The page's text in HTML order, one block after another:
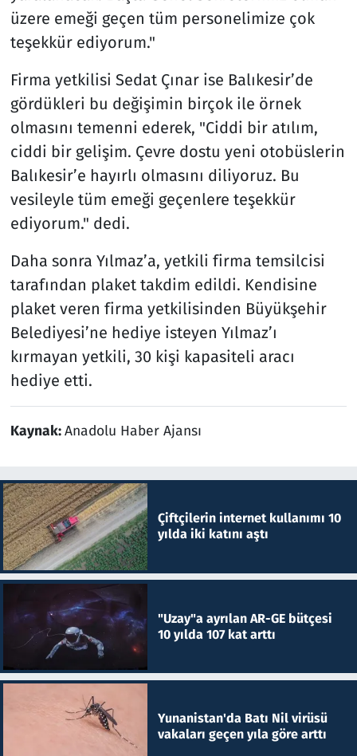
üzere emeği geçen tüm personelimize çok
teşekkür ediyorum."
Firma yetkilisi Sedat Çınar ise Balıkesir’de
gördükleri bu değişimin birçok ile örnek
olmasını temenni ederek, "Ciddi bir atılım,
ciddi bir gelişim. Çevre dostu yeni otobüslerin
Balıkesir’e hayırlı olmasını diliyoruz. Bu
vesileyle tüm emeği geçenlere teşekkür
ediyorum." dedi.
Daha sonra Yılmaz’a, yetkili firma temsilcisi
tarafından plaket takdim edildi. Kendisine
plaket veren firma yetkilisinden Büyükşehir
Belediyesi’ne hediye isteyen Yılmaz’ı
kırmayan yetkili, 30 kişi kapasiteli aracı
hediye etti.
Kaynak:Anadolu Haber Ajansı
Çiftçilerin internet kullanımı 10
yılda iki katını aştı
"Uzay"a ayrılan AR-GE bütçesi
10 yılda 107 kat arttı
Yunanistan'da Batı Nil virüsü
vakaları geçen yıla göre arttı